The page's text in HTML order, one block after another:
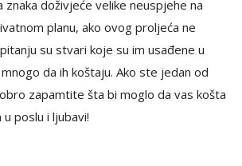
znaka doživjeće velike neuspjehe na
planu, ako ovog proljeća ne
su stvari koje su im usađene u
da ih koštaju. Ako ste jedan od
zapamtite šta bi moglo da vas košta
poslu i ljubavi!